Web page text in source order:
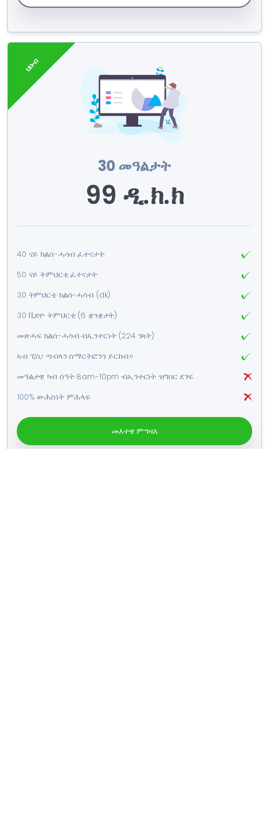
ህቡብ
30 መዓልታት
99 ዲ.ክ.ክ
40 ናይ ክልሰ-ሓሳብ ፈተናታት
50 ናይ ትምህርቲ ፈተናታት
30 ትምህርቲ ክልሰ-ሓሳብ (dk)
30 ቪድዮ ትምህርቲ (6 ቋንቋታት)
መጽሓፍ ክልሰ-ሓሳብ ብኢንተርነት (224 ገጻት)
ኣብ ፒሲ፡ ጣብላን ስማርትፎንን ይርከብ።
መዓልታዊ ካብ ሰዓት 8am-10pm ብኢንተርነት ዝግበር ደገፍ
100% ውሕስነት ምሕላፍ
መእተዊ ምግዛእ